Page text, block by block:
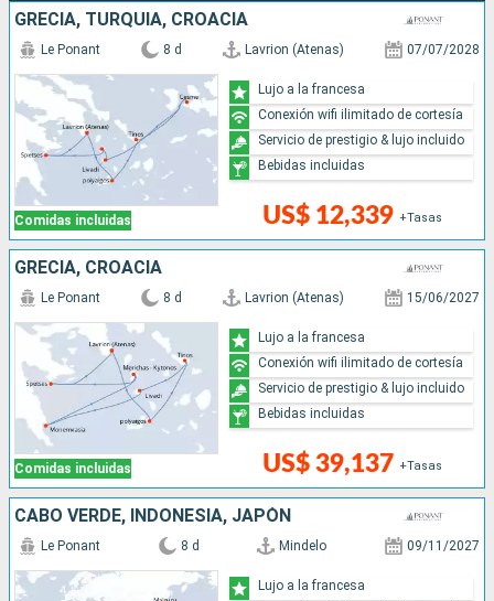
GRECIA, TURQUÍA, CROACIA
Comidas incluidas
Le Ponant 8 d Lavrion (Atenas) 07/07/2028
US$ 12,339 +Tasas
Lujo a la francesa
Conexión wifi ilimitado de cortesía
Servicio de prestigio & lujo incluido
Bebidas incluidas
GRECIA, CROACIA
Comidas incluidas
Le Ponant 8 d Lavrion (Atenas) 15/06/2027
US$ 39,137 +Tasas
Lujo a la francesa
Conexión wifi ilimitado de cortesía
Servicio de prestigio & lujo incluido
Bebidas incluidas
CABO VERDE, INDONESIA, JAPÓN
Le Ponant 8 d Mindelo 09/11/2027
Lujo a la francesa